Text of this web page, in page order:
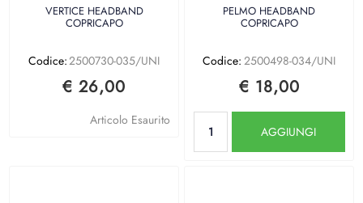
VERTICE HEADBAND
COPRICAPO
Codice:2500730-035/UNI
€ 26,00
Articolo Esaurito
PELMO HEADBAND
COPRICAPO
Codice: 2500498-034/UNI
€ 18,00
AGGIUNGI